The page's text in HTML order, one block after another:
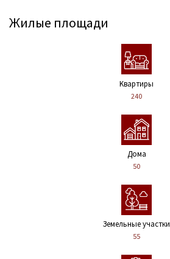
Жилые площади
Kвартиры
240
Дома
50
Земельные участки
55